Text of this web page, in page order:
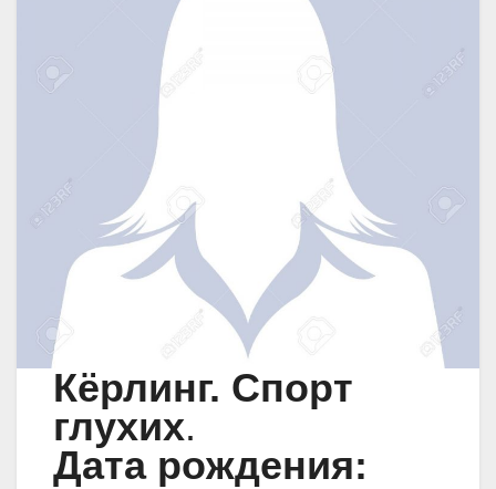
Кёрлинг. Спорт
глухих.
Дата рождения: